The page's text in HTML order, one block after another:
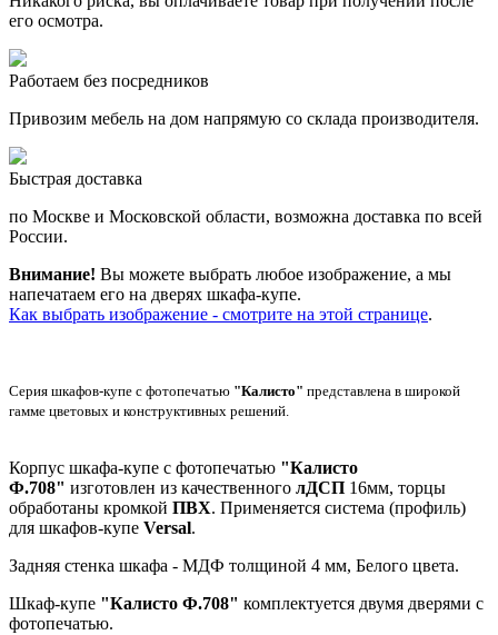
его осмотра.
Работаем без посредников
Привозим мебель на дом напрямую со склада производителя.
Быстрая доставка
по Москве и Московской области, возможна доставка по всей
России.
Внимание! Вы можете выбрать любое изображение, а мы
напечатаем его на дверях шкафа-купе.
Как выбрать изображение - смотрите на этой странице.
Серия шкафов-купе с фотопечатью "Калисто" представлена в широкой
гамме цветовых и конструктивных решений.
Корпус шкафа-купе с фотопечатью "Калисто
Ф.708" изготовлен из качественного лДСП 16мм, торцы
обработаны кромкой ПВХ. Применяется система (профиль)
для шкафов-купе Versal.
Задняя стенка шкафа - МДФ толщиной 4 мм, Белого цвета.
Шкаф-купе "Калисто Ф.708" комплектуется двумя дверями с
фотопечатью.